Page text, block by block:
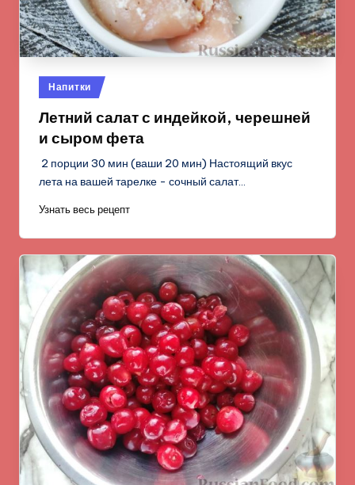
Опубликовано
в
Напитки
Летний салат с индейкой, черешней
и сыром фета
2 порции 30 мин (ваши 20 мин) Настоящий вкус
лета на вашей тарелке - сочный салат…
Узнать весь рецепт